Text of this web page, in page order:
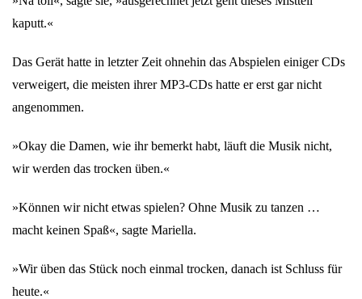
kaputt.«
Das Gerät hatte in letzter Zeit ohnehin das Abspielen einiger CDs
verweigert, die meisten ihrer MP3-CDs hatte er erst gar nicht
angenommen.
»Okay die Damen, wie ihr bemerkt habt, läuft die Musik nicht,
wir werden das trocken üben.«
»Können wir nicht etwas spielen? Ohne Musik zu tanzen …
macht keinen Spaß«, sagte Mariella.
»Wir üben das Stück noch einmal trocken, danach ist Schluss für
heute.«